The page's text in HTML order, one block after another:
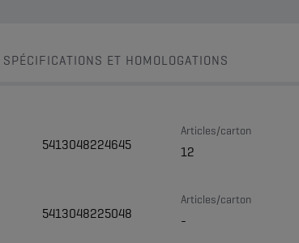
SPÉCIFICATIONS ET HOMOLOGATIONS
5413048224645
Articles/carton
12
5413048225048
Articles/carton
-